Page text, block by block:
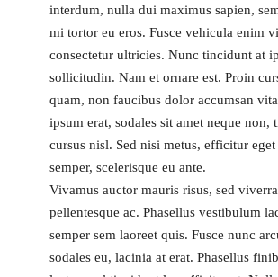
interdum, nulla dui maximus sapien,
mi tortor eu eros. Fusce vehicula enim
consectetur ultricies. Nunc tincidunt at
sollicitudin. Nam et ornare est. Proin
quam, non faucibus dolor accumsan
ipsum erat, sodales sit amet neque non,
cursus nisl. Sed nisi metus, efficitur eget
semper, scelerisque eu ante.
Vivamus auctor mauris risus, sed
pellentesque ac. Phasellus vestibulum
semper sem laoreet quis. Fusce nunc
sodales eu, lacinia at erat. Phasellus